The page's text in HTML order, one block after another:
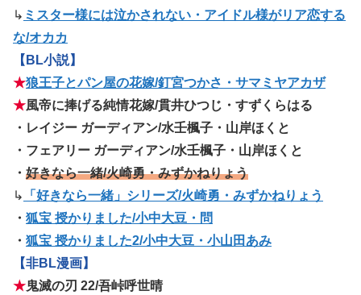
↳ ミスター様には泣かされない・アイドル様がリア恋する
な/オカカ
【BL小説】
★狼王子とパン屋の花嫁/釘宮つかさ・サマミヤアカザ
★風帝に捧げる純情花嫁/貫井ひつじ・すずくらはる
・レイジー ガーディアン/水壬楓子・山岸ほくと
・フェアリー ガーディアン/水壬楓子・山岸ほくと
・ 好きなら一緒/火崎勇・みずかねりょう
↳
「好きなら一緒」シリーズ/火崎勇・みずかねりょう
・ 狐宝 授かりました/小中大豆・問
・ 狐宝 授かりました2/小中大豆・小山田あみ
【非BL漫画】
★鬼滅の刃 22/吾峠呼世晴